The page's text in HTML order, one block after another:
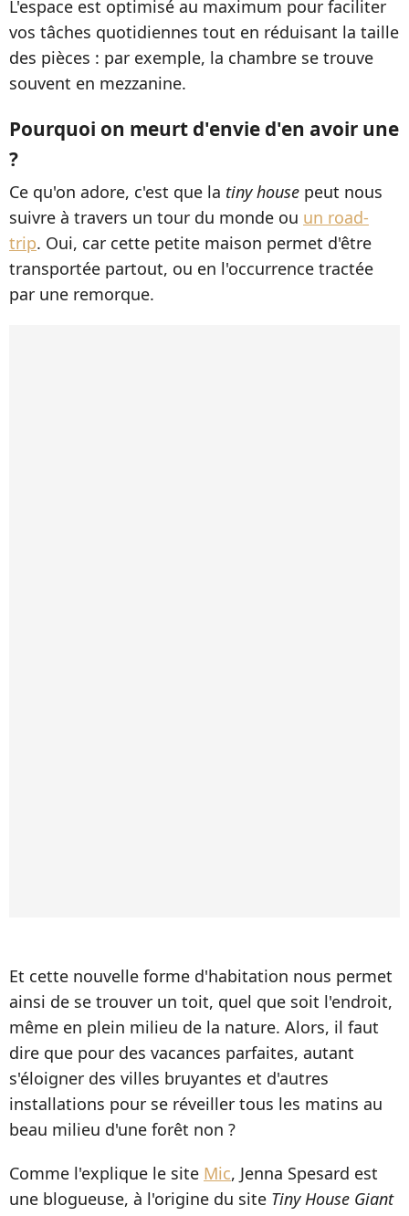
L'espace est optimisé au maximum pour faciliter
vos tâches quotidiennes tout en réduisant la taille
des pièces : par exemple, la chambre se trouve
souvent en mezzanine.
Pourquoi on meurt d'envie d'en avoir une
?
Ce qu'on adore, c'est que la tiny house peut nous
suivre à travers un tour du monde ou un road-
trip. Oui, car cette petite maison permet d'être
transportée partout, ou en l'occurrence tractée
par une remorque.
Et cette nouvelle forme d'habitation nous permet
ainsi de se trouver un toit, quel que soit l'endroit,
même en plein milieu de la nature. Alors, il faut
dire que pour des vacances parfaites, autant
s'éloigner des villes bruyantes et d'autres
installations pour se réveiller tous les matins au
beau milieu d'une forêt non ?
Comme l'explique le site Mic, Jenna Spesard est
une blogueuse, à l'origine du site Tiny House Giant